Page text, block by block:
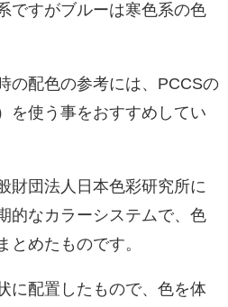
ですがブルーは寒色系の色
の配色の参考には、PCCSの
を使う事をおすすめしてい
財団法人日本色彩研究所に
的なカラーシステムで、色
とめたものです。
に配置したもので、色を体